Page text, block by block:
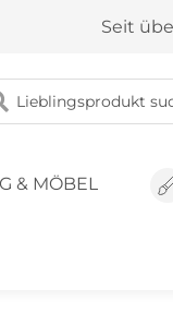
Seit
& MÖBEL